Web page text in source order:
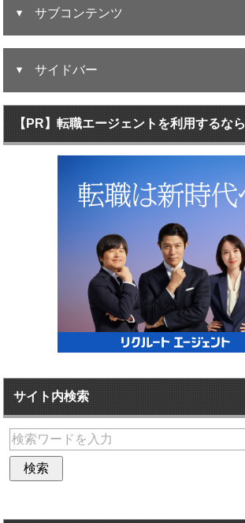
サブコンテンツ
サイドバー
【PR】転職エージェントを利用するなら
サイト内検索